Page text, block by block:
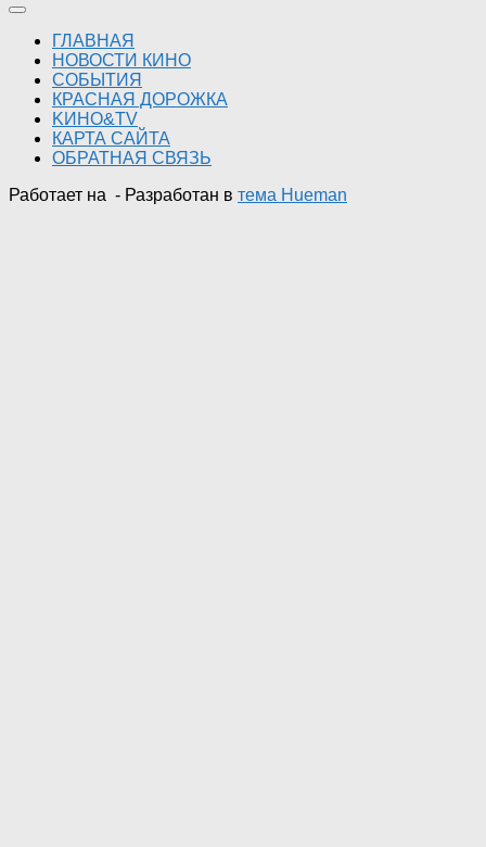
ГЛАВНАЯ
НОВОСТИ КИНО
СОБЫТИЯ
КРАСНАЯ ДОРОЖКА
KИНО&TV
КАРТА САЙТА
ОБРАТНАЯ СВЯЗЬ
Работает на - Разработан в тема Hueman